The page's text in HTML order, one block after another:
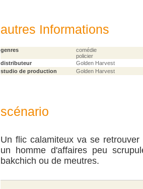
autres Informations
genres
comédie
policier
distributeur
Golden Harvest
studio de production
Golden Harvest
scénario
Un flic calamiteux va se
un homme d'affaires peu
bakchich ou de meutres.